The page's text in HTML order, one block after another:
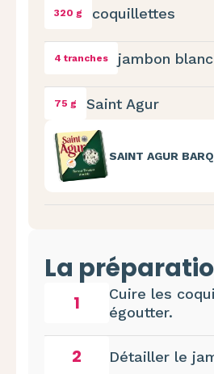
320 g coquillettes
4 tranches jambon blanc
75 g Saint Agur
SAINT AGUR
La
1
Cuire les
égoutter.
2 Détailler le